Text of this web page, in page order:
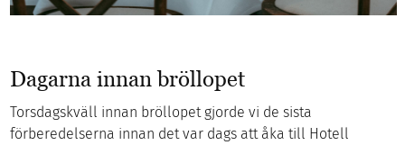
Dagarna innan bröllopet
Torsdagskväll innan bröllopet gjorde vi de sista
förberedelserna innan det var dags att åka till Hotell